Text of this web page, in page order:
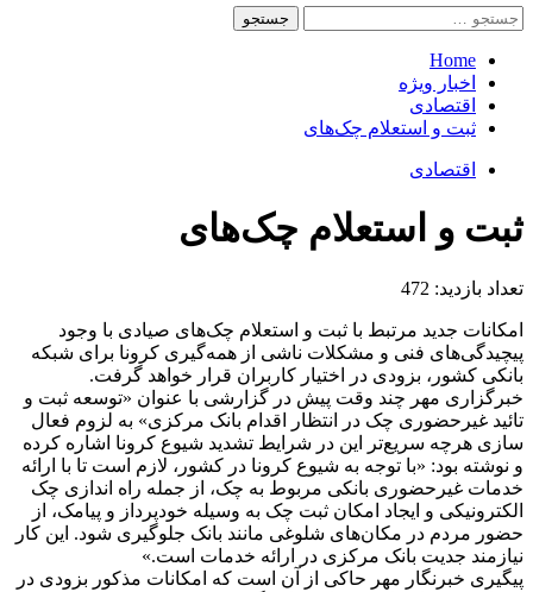
جستجو
Home
اخبار ویژه
اقتصادی
ثبت و استعلام چک‌های
اقتصادی
ثبت و استعلام چک‌های
تعداد بازدید: 472
امکانات جدید مرتبط با ثبت و استعلام چک‌های صیادی با وجود
پیچیدگی‌های فنی و مشکلات ناشی از همه‌گیری کرونا برای شبکه
بانکی کشور، بزودی در اختیار کاربران قرار خواهد گرفت.
خبرگزاری مهر چند وقت پیش در گزارشی با عنوان «توسعه ثبت و
تائید غیرحضوری چک در انتظار اقدام بانک مرکزی» به لزوم فعال
سازی هرچه سریع‌تر این در شرایط تشدید شیوع کرونا اشاره کرده
و نوشته بود: «با توجه به شیوع کرونا در کشور، لازم است تا با ارائه
خدمات غیرحضوری بانکی مربوط به چک، از جمله راه اندازی چک
الکترونیکی و ایجاد امکان ثبت چک به وسیله خودپرداز و پیامک، از
حضور مردم در مکان‌های شلوغی مانند بانک جلوگیری شود. این کار
نیازمند جدیت بانک مرکزی در ارائه خدمات است.»
پیگیری خبرنگار مهر حاکی از آن است که امکانات مذکور بزودی در